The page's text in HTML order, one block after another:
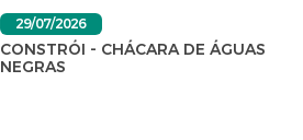
29/07/2026
CONSTRÓI - CHÁCARA DE ÁGUAS
NEGRAS